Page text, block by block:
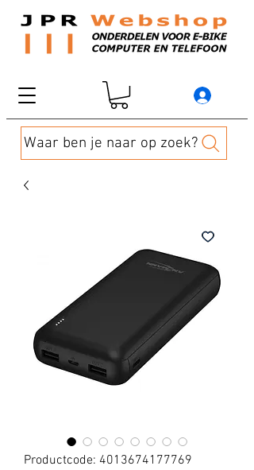
Waar ben je naar op zoek?
Productcode: 4013674177769